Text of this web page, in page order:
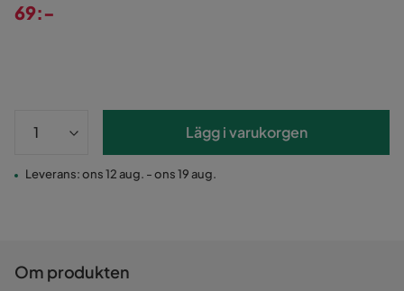
69:-
Lägg i varukorgen
Leverans: ons 12 aug. - ons 19 aug.
Om produkten